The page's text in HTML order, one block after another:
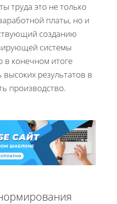
труда это не только
платы, но и
созданию
системы
в конечном итоге
высоких результатов в
производство.